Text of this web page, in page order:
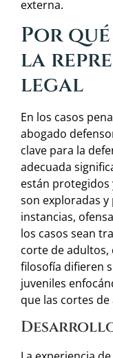
externa.
Por
la
legal
En los casos
abogado
clave para la
adecuada
están protegidos
son exploradas y
instancias,
los casos sean
corte de
filosofía difieren
juveniles
que las cortes